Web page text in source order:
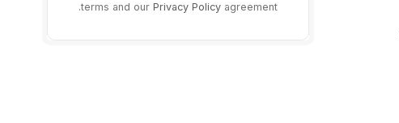
terms and our Privacy Policy agreement.